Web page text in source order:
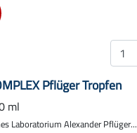
Pflüger Tropfen
ml
Laboratorium Alexander Pflüger...